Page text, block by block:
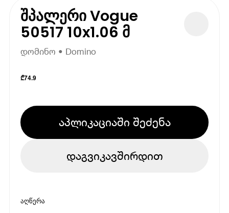
შპალერი Vogue
50517 10x1.06 მ
დომინო • Domino
₾74.9
აპლიკაციაში შეძენა
დაგვიკავშირდით
აღწერა